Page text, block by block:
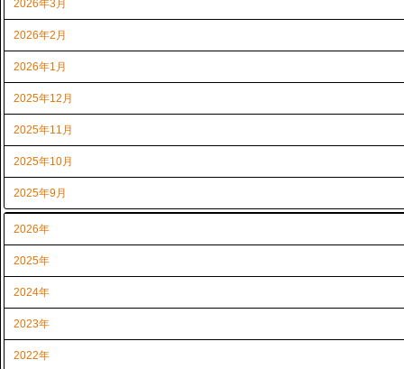
2026年3月
2026年2月
2026年1月
2025年12月
2025年11月
2025年10月
2025年9月
2026年
2025年
2024年
2023年
2022年